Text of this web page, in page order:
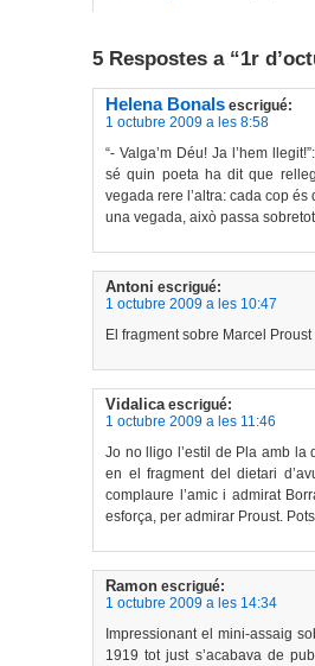
5 Respostes a “1r
Helena Bonals escrigué:
1 octubre 2009 a les 8:58
“- Valga’m Déu! Ja l’hem
sé quin poeta ha dit que
vegada rere l’altra: cada cop
una vegada, això passa
Antoni escrigué:
1 octubre 2009 a les 10:47
El fragment sobre Marcel
Vidalica escrigué:
1 octubre 2009 a les 11:46
Jo no lligo l’estil de Pla amb la
en el fragment del dietari
complaure l’amic i admirat
esforça, per admirar Proust.
Ramon escrigué:
1 octubre 2009 a les 14:34
Impressionant el mini-assaig
1919 tot just s’acabava de